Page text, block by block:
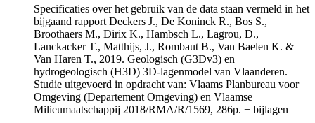
Specificaties over het gebruik van de data staan vermeld in het
bijgaand rapport Deckers J., De Koninck R., Bos S.,
Broothaers M., Dirix K., Hambsch L., Lagrou, D.,
Lanckacker T., Matthijs, J., Rombaut B., Van Baelen K. &
Van Haren T., 2019. Geologisch (G3Dv3) en
hydrogeologisch (H3D) 3D-lagenmodel van Vlaanderen.
Studie uitgevoerd in opdracht van: Vlaams Planbureau voor
Omgeving (Departement Omgeving) en Vlaamse
Milieumaatschappij 2018/RMA/R/1569, 286p. + bijlagen